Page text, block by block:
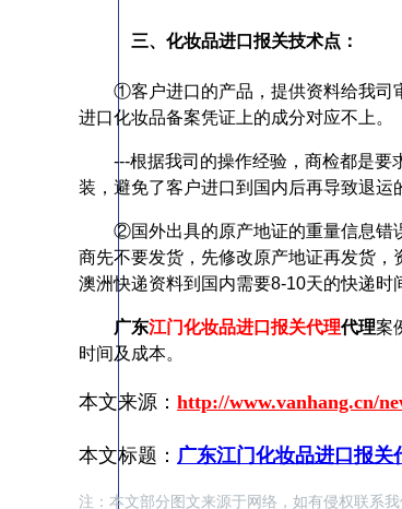
三、化妆品进口报关技术点：
①客户进口的产品，提供资料给我司
进口化妆品备案凭证上的成分对应不上。
---根据我司的操作经验，商检都是
装，避免了客户进口到国内后再导致退运
②国外出具的原产地证的重量信息错
商先不要发货，先修改原产地证再发货
澳洲快递资料到国内需要8-10天的快递时
广东江门化妆品进口报关代理代理案
时间及成本。
本文来源： http://www.vanhang.cn/
本文标题： 广东江门化妆品进口报关
注：本文部分图文来源于网络，如有侵权联系我